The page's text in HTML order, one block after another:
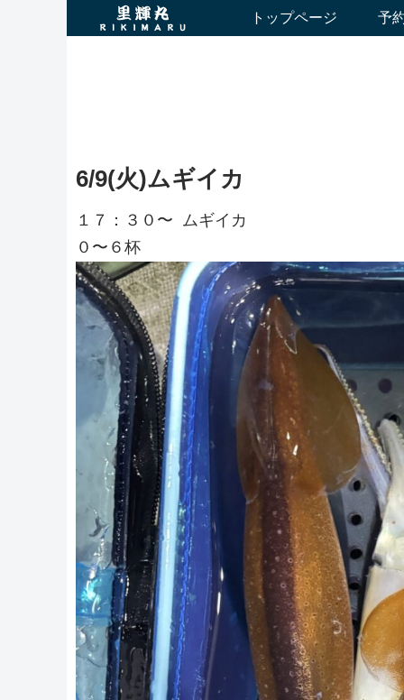
トップページ 予
6/9(火)ムギイカ
１７：３０〜 ムギイカ
０〜６杯